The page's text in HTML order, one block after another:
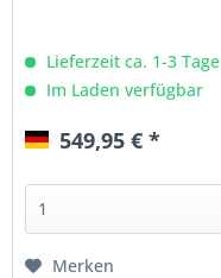
Lieferzeit ca. 1-3 Tage
Im Laden verfügbar
549,95 € *
Merken